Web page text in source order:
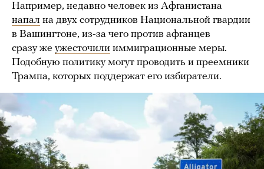
Например, недавно человек из Афганистана
напал на двух сотрудников Национальной гвардии
в Вашингтоне, из-за чего против афганцев
сразу же ужесточили иммиграционные меры.
Подобную политику могут проводить и преемники
Трампа, которых поддержат его избиратели.